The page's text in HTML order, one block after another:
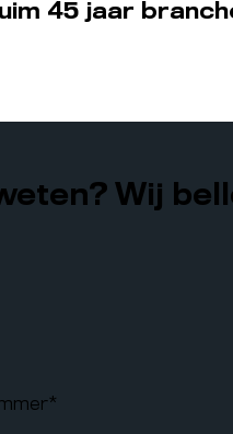
45 jaar
Wij
*